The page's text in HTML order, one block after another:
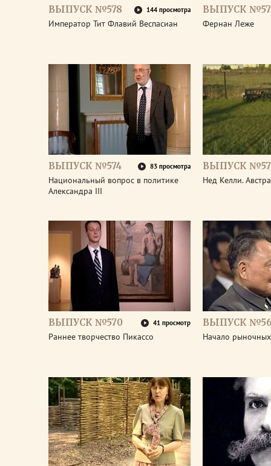
ВЫПУСК №578 144 просмотра
Император Тит Флавий Веспасиан
ВЫПУСК
Фернан Леже
ВЫПУСК №574 83 просмотра
Национальный вопрос в политике
Александра III
ВЫПУСК
Нед Келли.
ВЫПУСК №570 41 просмотр
Раннее творчество Пикассо
ВЫПУСК
Начало